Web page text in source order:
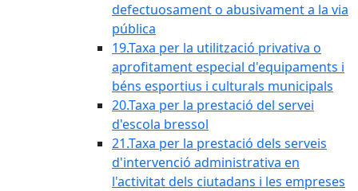
defectuosament o abusivament a la via
pública
19.Taxa per la utilització privativa o
aprofitament especial d'equipaments i
béns esportius i culturals municipals
20.Taxa per la prestació del servei
d'escola bressol
21.Taxa per la prestació dels serveis
d'intervenció administrativa en
l'activitat dels ciutadans i les empreses